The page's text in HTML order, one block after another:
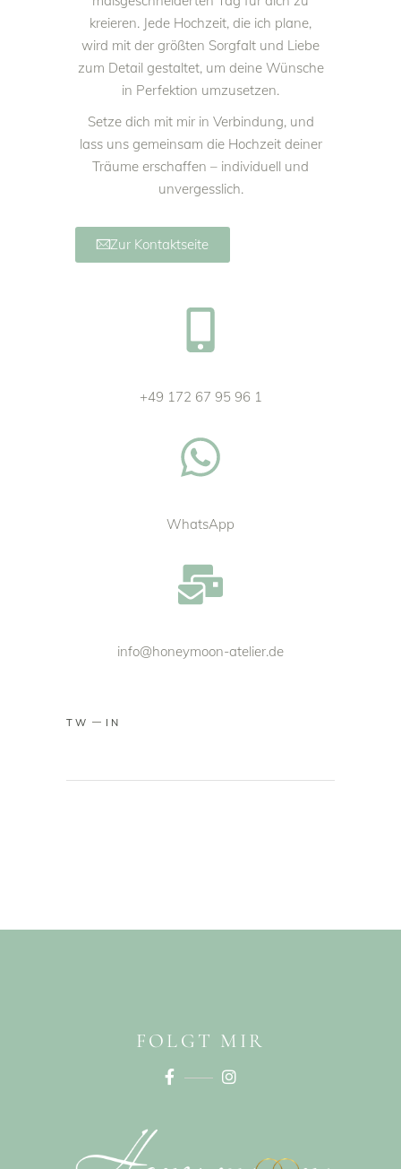
kreieren. Jede Hochzeit, die ich plane,
wird mit der größten Sorgfalt und Liebe
zum Detail gestaltet, um deine Wünsche
in Perfektion umzusetzen.
Setze dich mit mir in Verbindung, und
lass uns gemeinsam die Hochzeit deiner
Träume erschaffen – individuell und
unvergesslich.
Zur Kontaktseite
+49 172 67 95 96 1
WhatsApp
info@honeymoon-atelier.de
TW IN
FOLGT MIR